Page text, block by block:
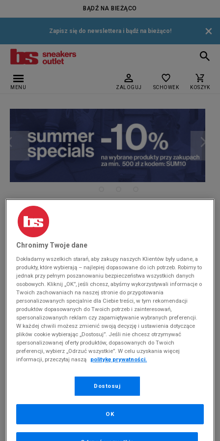
BĄDŹ NA BIEŻĄCO
Zapisz się do newslettera i bądź na bieżąco! ×
MENU ZALOGUJ SCHOWEK KOSZYK
Strona główna
MĘSKIE NIKE ARROWZ
Produkty pochodzą z końcówek aktualnych
kolekcji, ubiegłych sezonów lub z ekspozycji.
Szczegóły.
Zmień treść wyszukiwanej frazy.
Spróbuj użyć mniejszej ilości filtrów (usuń mniej
istotne).
Powrót do sklepu
Chronimy Twoje dane
Dokładamy wszelkich starań, aby zakupy naszych Klientów były udane, a
produkty, które wybierają – najlepiej dopasowane do ich potrzeb. Robimy to
jednak przy pełnym poszanowaniu bezpieczeństwa wszystkich danych
osobowych. Kliknij „OK”, jeśli chcesz, abyśmy wykorzystywali informacje o
Twoich zachowaniach na naszej stronie do przygotowania
personalizowanych specjalnie dla Ciebie treści, w tym rekomendacji
produktów dopasowanych do Twoich potrzeb i zainteresowań,
spersonalizowanych reklam czy zapamiętywanie wybranych preferencji.
W każdej chwili możesz zmienić swoją decyzję i ustawienia dotyczące
plików cookie wybierając „Dostosuj”. Jeśli nie chcesz otrzymywać
spersonalizowanej oferty produktów, dopasowanych do Twoich
preferencji, wybierz „Odrzuć wszystkie”. W celu uzyskania więcej
informacji, przeczytaj naszą
politykę prywatności.
Dostosuj
OK